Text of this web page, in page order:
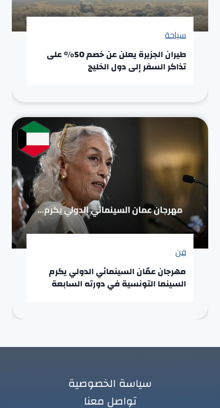
سياحة
طيران الجزيرة يعلن عن خصم 50% على
تذاكر السفر إلى دول الخليج
فن
مهرجان عمّان السينمائي الدولي يكرم
السينما التونسية في دورته السابعة
سياسة الخصوصية
تواصل معنا